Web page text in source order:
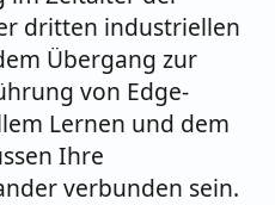
dritten industriellen
Übergang zur
von Edge-
Lernen und dem
Ihre
verbunden sein.